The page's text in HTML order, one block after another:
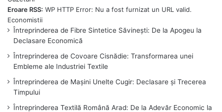
Eroare RSS: WP HTTP Error: Nu a fost furnizat un URL valid.
Întreprinderea de Fibre Sintetice Săvinești: De la Apogeu la
Declasare Economică
Întreprinderea de Covoare Cisnădie: Transformarea unei
Embleme ale Industriei Textile
Întreprinderea de Mașini Unelte Cugir: Declasare și Trecerea
Timpului
Întreprinderea Textilă Română Arad: De la Adevăr Economic la